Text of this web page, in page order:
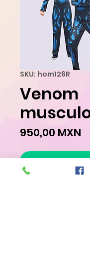
SKU: hom126R
Venom
950,00 MXN
Agregar al